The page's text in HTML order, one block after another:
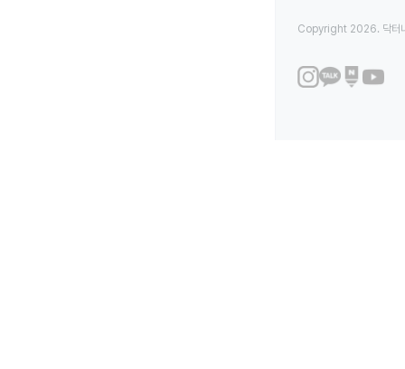
Copyright 2026. 닥터